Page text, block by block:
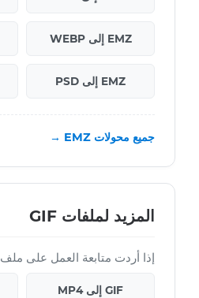
EMZ إلى WEBP
EMZ إلى PSD
جميع محولات EMZ →
المزيد لملفات GIF
إذا أردت متابعة العمل على ملف GIF النهائي، جرّب:
GIF إلى MP4